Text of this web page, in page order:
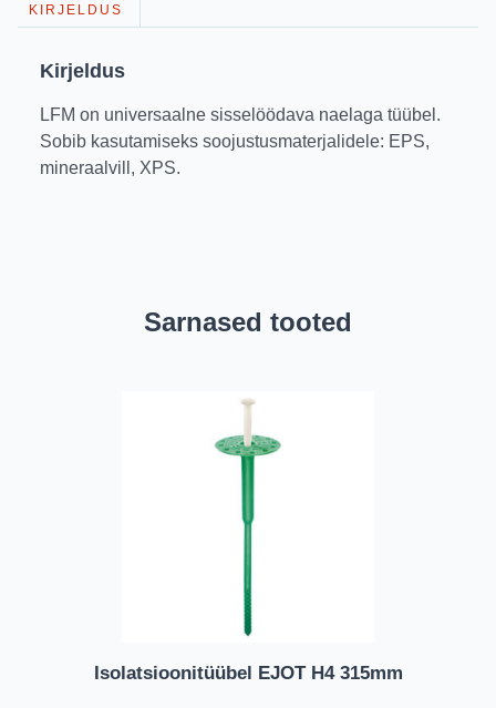
KIRJELDUS
Kirjeldus
LFM on universaalne sisselöödava naelaga tüübel.
Sobib kasutamiseks soojustusmaterjalidele: EPS,
mineraalvill, XPS.
Sarnased tooted
Isolatsioonitüübel EJOT H4 315mm